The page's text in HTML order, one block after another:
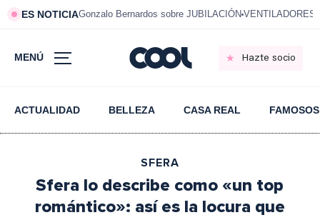
ES NOTICIAGonzalo Bernardos sobre JUBILACIÓN VENTILADORES
MENÚ Hazte socio
ACTUALIDAD BELLEZA CASA REAL FAMOSOS
SFERA
Sfera lo describe como «un top
romántico»: así es la locura que